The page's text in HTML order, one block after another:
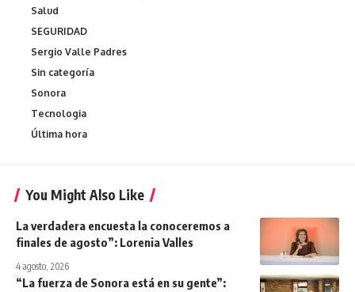
Salud
SEGURIDAD
Sergio Valle Padres
Sin categoría
Sonora
Tecnologia
Última hora
You Might Also Like
La verdadera encuesta la conoceremos a
finales de agosto”: Lorenia Valles
4 agosto, 2026
“La fuerza de Sonora está en su gente”: